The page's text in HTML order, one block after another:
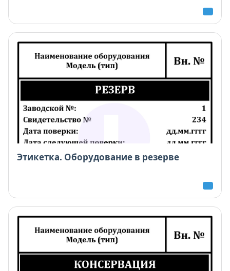
Этикетка. Оборудование в резерве